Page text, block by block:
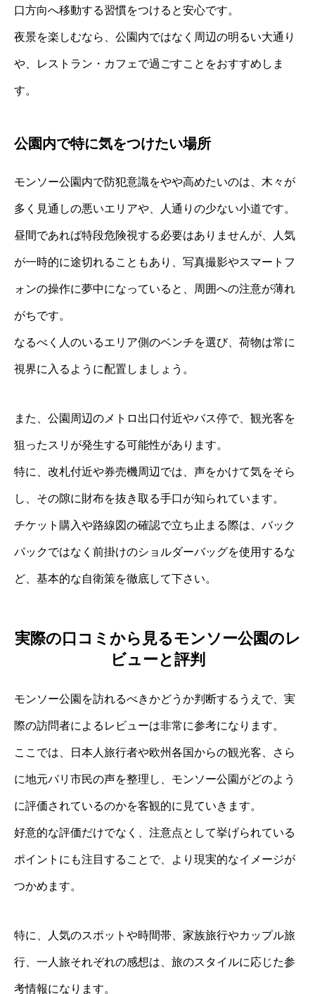
口方向へ移動する習慣をつけると安心です。
夜景を楽しむなら、公園内ではなく周辺の明るい大通り
や、レストラン・カフェで過ごすことをおすすめしま
す。
公園内で特に気をつけたい場所
モンソー公園内で防犯意識をやや高めたいのは、木々が
多く見通しの悪いエリアや、人通りの少ない小道です。
昼間であれば特段危険視する必要はありませんが、人気
が一時的に途切れることもあり、写真撮影やスマートフ
ォンの操作に夢中になっていると、周囲への注意が薄れ
がちです。
なるべく人のいるエリア側のベンチを選び、荷物は常に
視界に入るように配置しましょう。
また、公園周辺のメトロ出口付近やバス停で、観光客を
狙ったスリが発生する可能性があります。
特に、改札付近や券売機周辺では、声をかけて気をそら
し、その隙に財布を抜き取る手口が知られています。
チケット購入や路線図の確認で立ち止まる際は、バック
パックではなく前掛けのショルダーバッグを使用するな
ど、基本的な自衛策を徹底して下さい。
実際の口コミから見るモンソー公園のレ
ビューと評判
モンソー公園を訪れるべきかどうか判断するうえで、実
際の訪問者によるレビューは非常に参考になります。
ここでは、日本人旅行者や欧州各国からの観光客、さら
に地元パリ市民の声を整理し、モンソー公園がどのよう
に評価されているのかを客観的に見ていきます。
好意的な評価だけでなく、注意点として挙げられている
ポイントにも注目することで、より現実的なイメージが
つかめます。
特に、人気のスポットや時間帯、家族旅行やカップル旅
行、一人旅それぞれの感想は、旅のスタイルに応じた参
考情報になります。